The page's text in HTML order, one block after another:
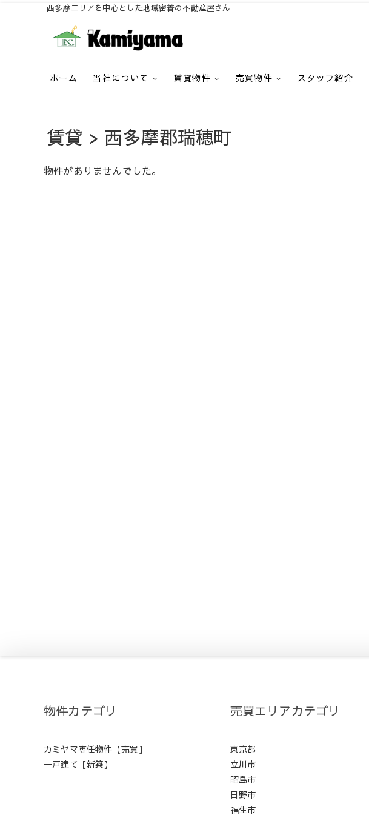
西多摩エリアを中心とした地域密着の不動産屋さん
株式会社カミヤマ
を提供します。
ホーム 当社について 賃貸物件 売買物件 スタッフ紹介
賃貸 > 西多摩郡瑞穂町
物件がありませんでした。
物件カテゴリ
カミヤマ専任物件【売買】
一戸建て【新築】
売買エリアカテゴリ
東京都
立川市
昭島市
日野市
福生市